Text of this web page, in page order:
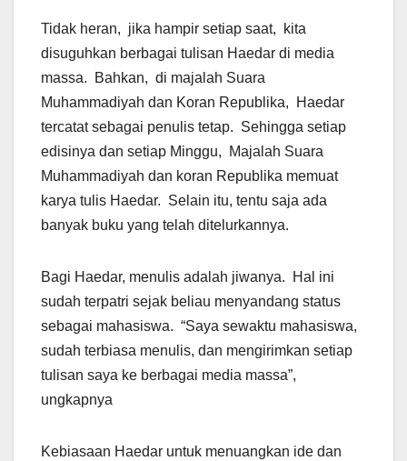
Tidak heran, jika hampir setiap saat, kita
disuguhkan berbagai tulisan Haedar di media
massa. Bahkan, di majalah Suara
Muhammadiyah dan Koran Republika, Haedar
tercatat sebagai penulis tetap. Sehingga setiap
edisinya dan setiap Minggu, Majalah Suara
Muhammadiyah dan koran Republika memuat
karya tulis Haedar. Selain itu, tentu saja ada
banyak buku yang telah ditelurkannya.
Bagi Haedar, menulis adalah jiwanya. Hal ini
sudah terpatri sejak beliau menyandang status
sebagai mahasiswa. “Saya sewaktu mahasiswa,
sudah terbiasa menulis, dan mengirimkan setiap
tulisan saya ke berbagai media massa”,
ungkapnya
Kebiasaan Haedar untuk menuangkan ide dan